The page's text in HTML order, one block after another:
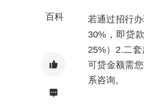
百科
若通过招行
30%，即贷
25%）2.二
可贷金额需
系咨询。